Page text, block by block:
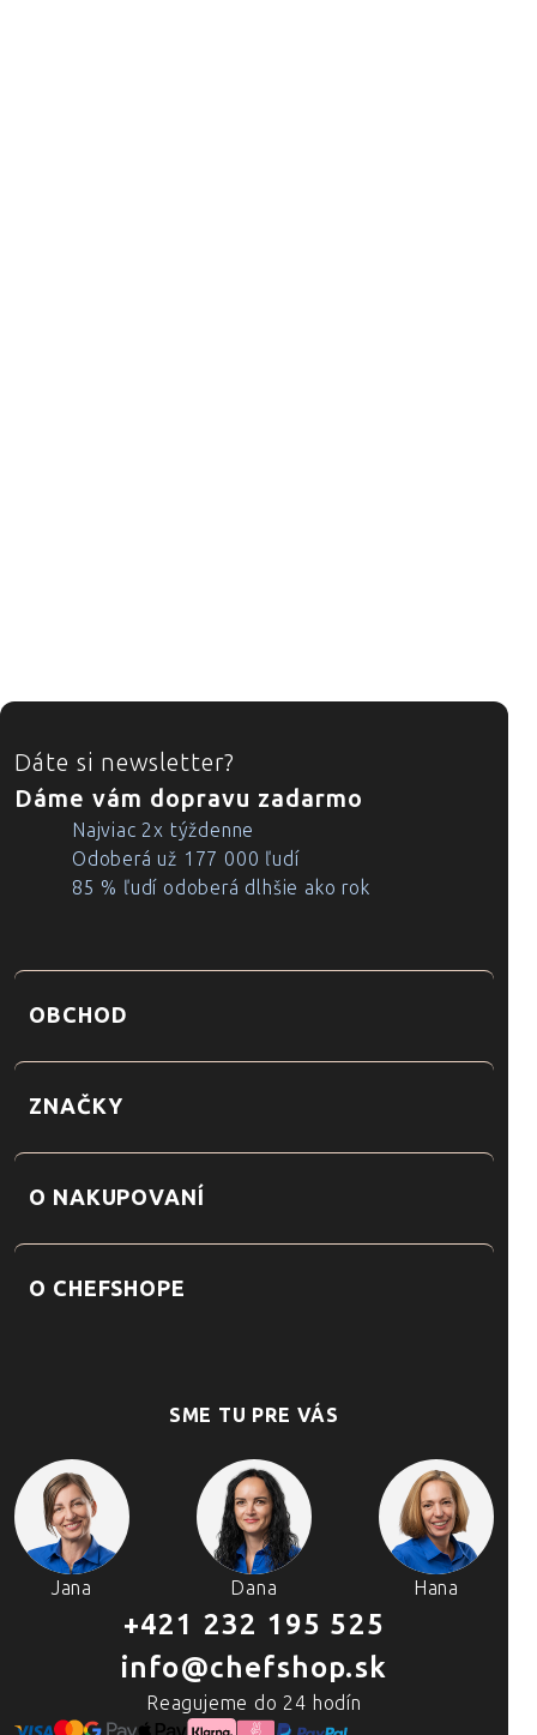
ZÁPÄTIE
Dáte si newsletter?
Dáme vám dopravu zadarmo
Najviac 2x týždenne
Odoberá už 177 000 ľudí
85 % ľudí odoberá dlhšie ako rok
OBCHOD
ZNAČKY
O NAKUPOVANÍ
O CHEFSHOPE
SME TU PRE VÁS
Jana Dana Hana
+421 232 195 525
info@chefshop.sk
Reagujeme do 24 hodín